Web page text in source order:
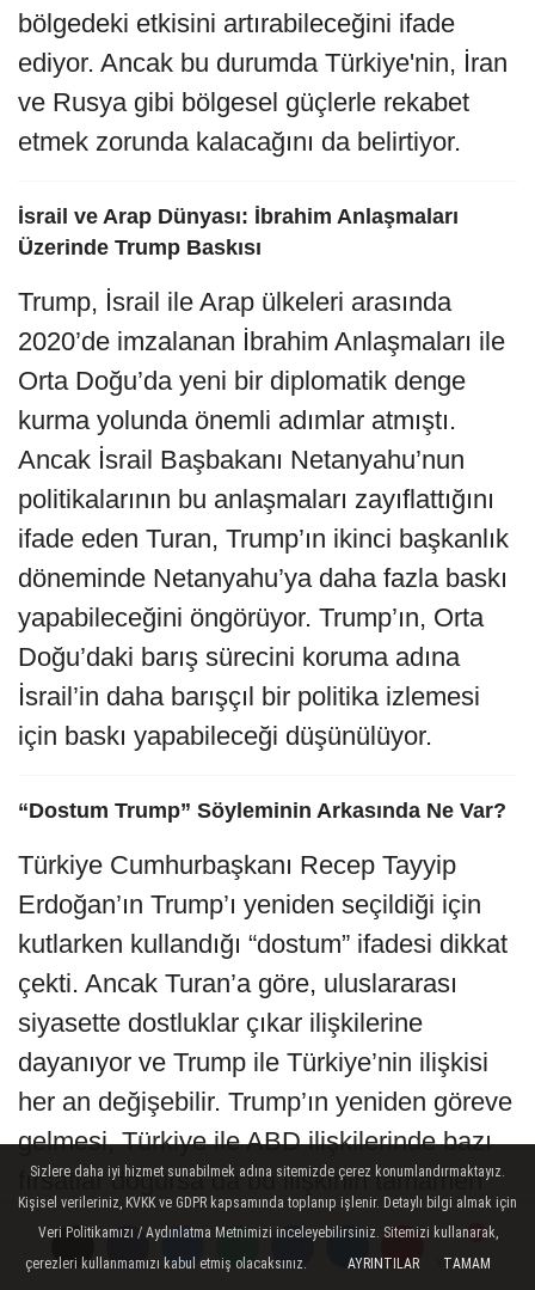
Yorumlar
Yorumlar
Yorumlar
bölgedeki etkisini artırabileceğini ifade
ediyor. Ancak bu durumda Türkiye'nin, İran
ve Rusya gibi bölgesel güçlerle rekabet
etmek zorunda kalacağını da belirtiyor.
İsrail ve Arap Dünyası: İbrahim Anlaşmaları
Üzerinde Trump Baskısı
Trump, İsrail ile Arap ülkeleri arasında
2020’de imzalanan İbrahim Anlaşmaları ile
Orta Doğu’da yeni bir diplomatik denge
kurma yolunda önemli adımlar atmıştı.
Ancak İsrail Başbakanı Netanyahu’nun
politikalarının bu anlaşmaları zayıflattığını
ifade eden Turan, Trump’ın ikinci başkanlık
döneminde Netanyahu’ya daha fazla baskı
yapabileceğini öngörüyor. Trump’ın, Orta
Doğu’daki barış sürecini koruma adına
İsrail’in daha barışçıl bir politika izlemesi
için baskı yapabileceği düşünülüyor.
“Dostum Trump” Söyleminin Arkasında Ne Var?
Türkiye Cumhurbaşkanı Recep Tayyip
Erdoğan’ın Trump’ı yeniden seçildiği için
kutlarken kullandığı “dostum” ifadesi dikkat
çekti. Ancak Turan’a göre, uluslararası
siyasette dostluklar çıkar ilişkilerine
dayanıyor ve Trump ile Türkiye’nin ilişkisi
her an değişebilir. Trump’ın yeniden göreve
gelmesi, Türkiye ile ABD ilişkilerinde bazı
fırsatlar doğursa da bu ilişkinin tamamen
çıkarlara dayalı olduğu gerçeğini
değiştirmiyor.
Sizlere daha iyi hizmet sunabilmek adına sitemizde çerez konumlandırmaktayız.
Kişisel verileriniz, KVKK ve GDPR kapsamında toplanıp işlenir. Detaylı bilgi almak için
Veri Politikamızı / Aydınlatma Metnimizi inceleyebilirsiniz. Sitemizi kullanarak,
çerezleri kullanmamızı kabul etmiş olacaksınız.
AYRINTILAR TAMAM